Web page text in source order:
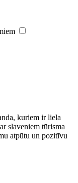
kuriem ir liela
slaveniem tūrisma
atpūtu un pozitīvu